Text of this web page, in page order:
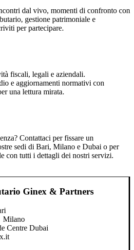
dal vivo, momenti di confronto con
gestione patrimoniale e
per partecipare.
fiscali, legali e aziendali.
e aggiornamenti normativi con
una lettura mirata.
Contattaci per fissare un
sedi di Bari, Milano e Dubai o per
con tutti i dettagli dei nostri servizi.
Ginex & Partners
Milano
Centre Dubai